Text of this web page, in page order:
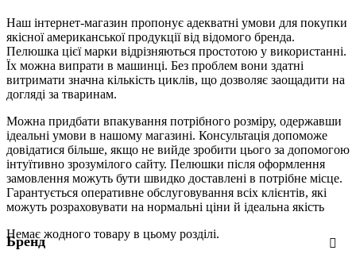
Наш інтернет-магазин пропонує адекватні умови для покупки
якісної американської продукції від відомого бренда.
Пелюшка цієї марки відрізняються простотою у використанні.
Їх можна випрати в машинці. Без проблем вони здатні
витримати значна кількість циклів, що дозволяє заощадити на
догляді за тваринам.
Можна придбати впакування потрібного розміру, одержавши
ідеальні умови в нашому магазині. Консультація допоможе
довідатися більше, якщо не вийде зробити цього за допомогою
інтуїтивно зрозумілого сайту. Пелюшки після оформлення
замовлення можуть бути швидко доставлені в потрібне місце.
Гарантується оперативне обслуговування всіх клієнтів, які
можуть розраховувати на нормальні ціни й ідеальна якість
Немає жодного товару в цьому розділі.
Бренд